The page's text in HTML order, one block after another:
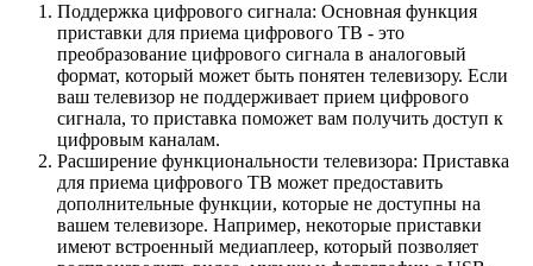
Поддержка цифрового сигнала: Основная функция
приставки для приема цифрового ТВ - это
преобразование цифрового сигнала в аналоговый
формат, который может быть понятен телевизору. Если
ваш телевизор не поддерживает прием цифрового
сигнала, то приставка поможет вам получить доступ к
цифровым каналам.
Расширение функциональности телевизора: Приставка
для приема цифрового ТВ может предоставить
дополнительные функции, которые не доступны на
вашем телевизоре. Например, некоторые приставки
имеют встроенный медиаплеер, который позволяет